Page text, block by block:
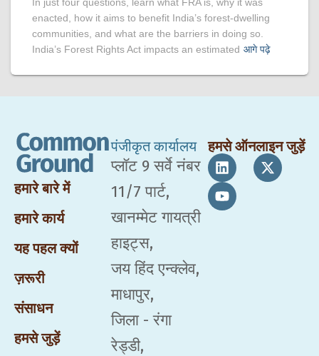
enacted, how it aims to benefit India’s forest-dwelling
communities, and what are the barriers in doing so.
India’s Forest Rights Act impacts an estimated आगे पढ़े
हमारे बारे में
हमारे कार्य
यह पहल क्यों
ज़रूरी
संसाधन
हमसे जुड़ें
पंजीकृत कार्यालय
प्लॉट 9 सर्वे नंबर
11/7 पार्ट,
खानम्मेट गायत्री
हाइट्स,
जय हिंद एन्क्लेव,
माधापुर,
जिला - रंगा
रेड्डी,
हमसे ऑनलाइन जुड़ें